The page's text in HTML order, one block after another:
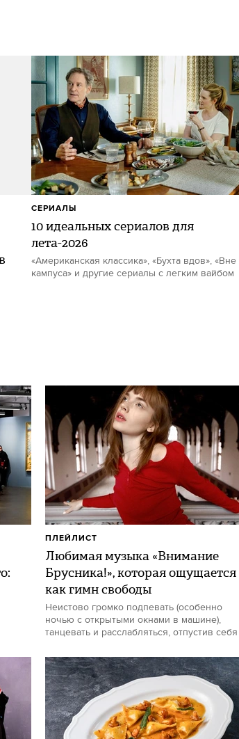
10 идеальных сериалов для
лета-2026
«Американская классика», «Бухта вдов», «Вне
кампуса» и другие сериалы с легким вайбом
СЕРИАЛЫ
Любимая музыка «Внимание
Брусника!», которая ощущается
как гимн свободы
Неистово громко подпевать (особенно
ночью с открытыми окнами в машине),
танцевать и расслабляться, отпустив себя
ПЛЕЙЛИСТ